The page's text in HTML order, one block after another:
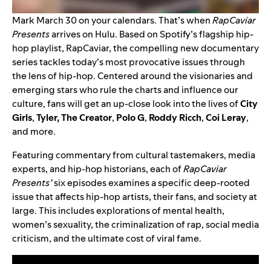
Mark March 30 on your calendars. That’s whenRapCaviar
Presentsarrives on Hulu. Based on Spotify’s flagship hip-
hop playlist, RapCaviar, the compelling new documentary
series tackles today’s most provocative issues through
the lens of hip-hop. Centered around the visionaries and
emerging stars who rule the charts and influence our
culture, fans will get an up-close look into the lives ofCity
Girls,Tyler, The Creator, Polo G, Roddy Ricch,Coi Leray,
and more.
Featuring commentary from cultural tastemakers, media
experts, and hip-hop historians, each ofRapCaviar
Presents’six episodes examines a specific deep-rooted
issue that affects hip-hop artists, their fans, and society at
large. This includes explorations of mental health,
women’s sexuality, the criminalization of rap, social media
criticism, and the ultimate cost of viral fame.